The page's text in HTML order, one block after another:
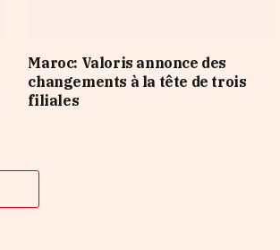
Maroc: Valoris annonce des
changements à la tête de trois
filiales